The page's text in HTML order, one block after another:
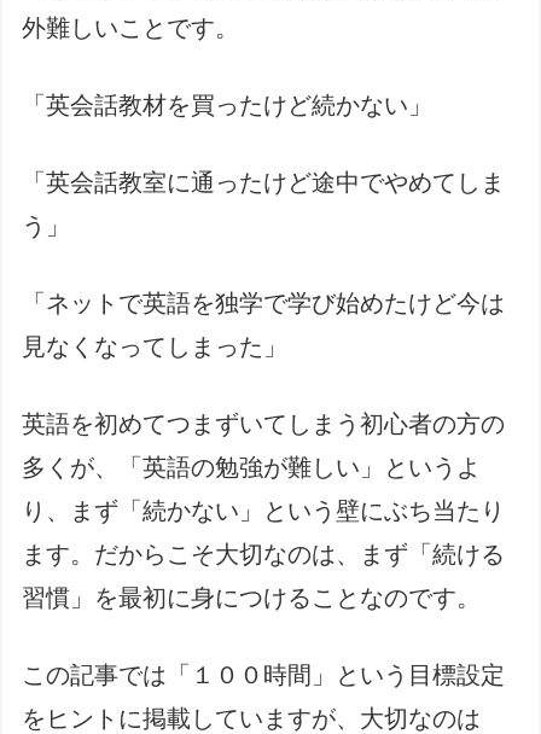
外難しいことです。
「英会話教材を買ったけど続かない」
「英会話教室に通ったけど途中でやめてしま
う」
「ネットで英語を独学で学び始めたけど今は
見なくなってしまった」
英語を初めてつまずいてしまう初心者の方の
多くが、「英語の勉強が難しい」というよ
り、まず「続かない」という壁にぶち当たり
ます。だからこそ大切なのは、まず「続ける
習慣」を最初に身につけることなのです。
この記事では「１００時間」という目標設定
をヒントに掲載していますが、大切なのは